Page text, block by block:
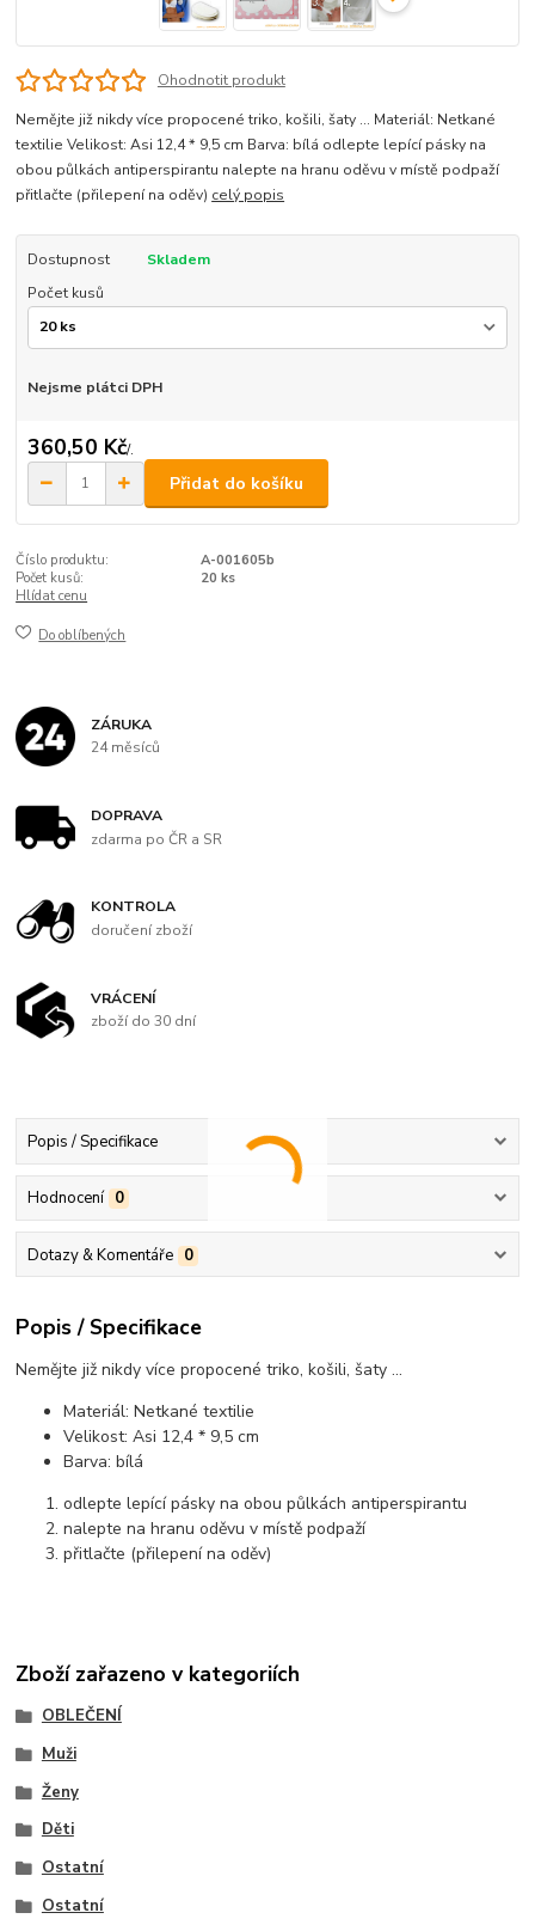
Ohodnotit produkt
Nemějte již nikdy více propocené triko, košili, šaty ... Materiál: Netkané
textilie Velikost: Asi 12,4 * 9,5 cm Barva: bílá odlepte lepící pásky na
obou půlkách antiperspirantu nalepte na hranu oděvu v místě podpaží
přitlačte (přilepení na oděv) celý popis
Dostupnost
Skladem
Počet kusů
Nejsme plátci DPH
360,50 Kč/.
Přidat do košíku
Číslo produktu:
A-001605b
Počet kusů:
20 ks
Hlídat cenu
Do oblíbených
ZÁRUKA
24 měsíců
DOPRAVA
zdarma po ČR a SR
KONTROLA
doručení zboží
VRÁCENÍ
zboží do 30 dní
Popis / Specifikace
Hodnocení 0
Dotazy & Komentáře 0
Popis / Specifikace
Nemějte již nikdy více propocené triko, košili, šaty ...
Materiál: Netkané textilie
Velikost: Asi 12,4 * 9,5 cm
Barva: bílá
odlepte lepící pásky na obou půlkách antiperspirantu
nalepte na hranu oděvu v místě podpaží
přitlačte (přilepení na oděv)
Zboží zařazeno v kategoriích
OBLEČENÍ
Muži
Ženy
Děti
Ostatní
Ostatní